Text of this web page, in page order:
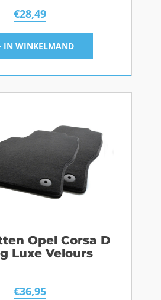
€28,49
IN WINKELMAND
Opel Corsa D
Luxe Velours
€36,95